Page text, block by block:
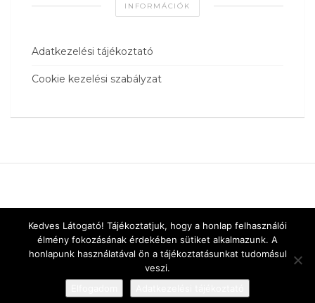
INFORMÁCIÓK
Adatkezelési tájékoztató
Cookie kezelési szabályzat
Kedves Látogató! Tájékoztatjuk, hogy a honlap felhasználói
élmény fokozásának érdekében sütiket alkalmazunk. A
honlapunk használatával ön a tájékoztatásunkat tudomásul
veszi.